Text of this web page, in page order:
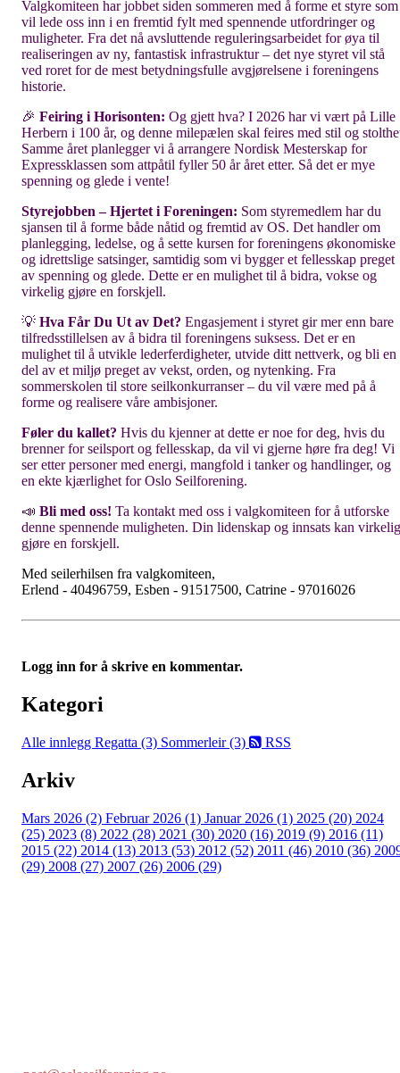
Valgkomiteen har jobbet siden sommeren med å forme et styre som
vil lede oss inn i en fremtid fylt med spennende utfordringer og
muligheter. Fra det nå avsluttende reguleringsarbeidet for øya til
realiseringen av ny, fantastisk infrastruktur – det nye styret vil stå
ved roret for de mest betydningsfulle avgjørelsene i foreningens
historie.
🎉 Feiring i Horisonten: Og gjett hva? I 2026 har vi vært på Lille
Herbern i 100 år, og denne milepælen skal feires med stil og
Samme året planlegger vi å arrangere Nordisk Mesterskap for
Expressklassen som attpåtil fyller 50 år året etter. Så det er mye
spenning og glede i vente!
Styrejobben – Hjertet i Foreningen: Som styremedlem har du
sjansen til å forme både nåtid og fremtid av OS. Det handler om
planlegging, ledelse, og å sette kursen for foreningens økonomiske
og idrettslige satsinger, samtidig som vi bygger et fellesskap preget
av spenning og glede. Dette er en mulighet til å bidra, vokse og
virkelig gjøre en forskjell.
💡 Hva Får Du Ut av Det? Engasjement i styret gir mer enn bare
tilfredsstillelsen av å bidra til foreningens suksess. Det er en
mulighet til å utvikle lederferdigheter, utvide ditt nettverk, og bli en
del av et miljø preget av vekst, orden, og nytenking. Fra
sommerskolen til store seilkonkurranser – du vil være med på å
forme og realisere våre ambisjoner.
Føler du kallet? Hvis du kjenner at dette er noe for deg, hvis du
brenner for seilsport og fellesskap, da vil vi gjerne høre fra deg! Vi
ser etter personer med energi, mangfold i tanker og handlinger, og
en ekte kjærlighet for Oslo Seilforening.
📣 Bli med oss! Ta kontakt med oss i valgkomiteen for å utforske
denne spennende muligheten. Din lidenskap og innsats kan virkelig
gjøre en forskjell.
Med seilerhilsen fra valgkomiteen,
Erlend - 40496759, Esben - 91517500, Catrine - 97016026
Logg inn for å skrive en kommentar.
Kategori
Alle innlegg Regatta (3) Sommerleir (3) RSS
Arkiv
Mars 2026 (2) Februar 2026 (1) Januar 2026 (1) 2025 (20) 2024
(25) 2023 (8) 2022 (28) 2021 (30) 2020 (16) 2019 (9) 2016 (11)
2015 (22) 2014 (13) 2013 (53) 2012 (52) 2011 (46) 2010 (36)
(29) 2008 (27) 2007 (26) 2006 (29)